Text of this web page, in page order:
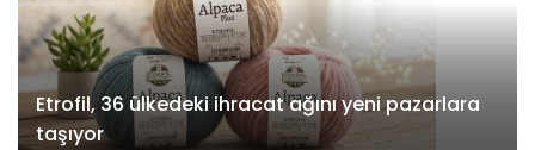
Etrofil, 36 ülkedeki ihracat ağını yeni pazarlara
taşıyor